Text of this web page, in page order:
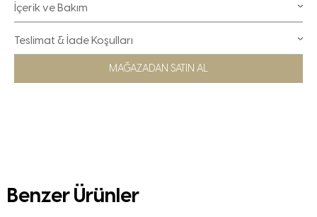
İçerik ve Bakım
Teslimat & İade Koşulları
MAĞAZADAN SATIN AL
Benzer Ürünler